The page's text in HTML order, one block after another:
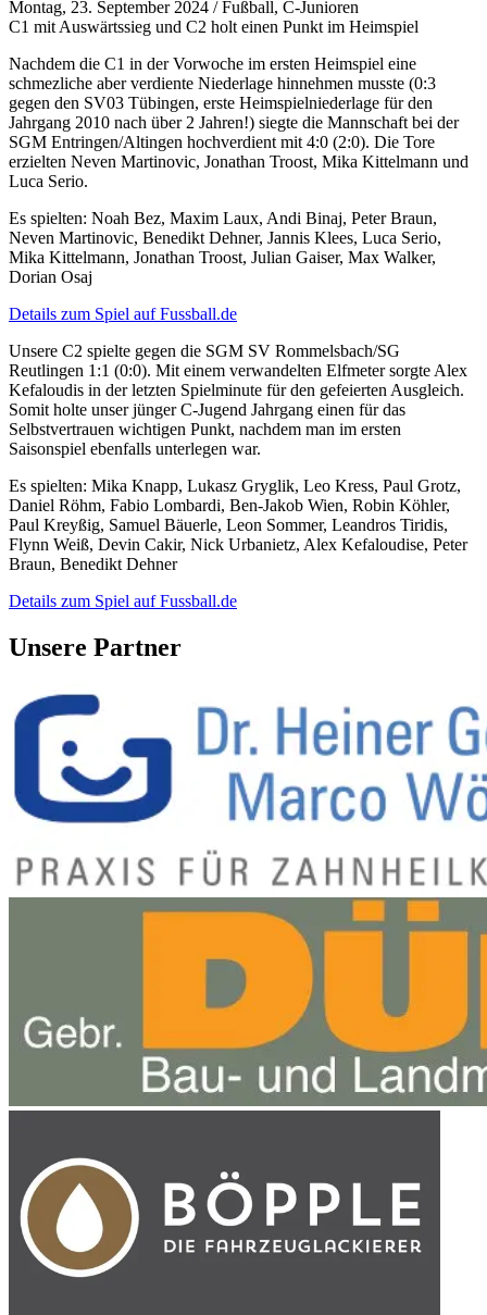
Montag, 23. September 2024 /Fußball, C-Junioren
C1 mit Auswärtssieg und C2 holt einen Punkt im Heimspiel
Nachdem die C1 in der Vorwoche im ersten Heimspiel eine
schmezliche aber verdiente Niederlage hinnehmen musste (0:3
gegen den SV03 Tübingen, erste Heimspielniederlage für den
Jahrgang 2010 nach über 2 Jahren!) siegte die Mannschaft bei der
SGM Entringen/Altingen hochverdient mit 4:0 (2:0). Die Tore
erzielten Neven Martinovic, Jonathan Troost, Mika Kittelmann und
Luca Serio.
Es spielten: Noah Bez, Maxim Laux, Andi Binaj, Peter Braun,
Neven Martinovic, Benedikt Dehner, Jannis Klees, Luca Serio,
Mika Kittelmann, Jonathan Troost, Julian Gaiser, Max Walker,
Dorian Osaj
Details zum Spiel auf Fussball.de
Unsere C2 spielte gegen die SGM SV Rommelsbach/SG
Reutlingen 1:1 (0:0). Mit einem verwandelten Elfmeter sorgte Alex
Kefaloudis in der letzten Spielminute für den gefeierten Ausgleich.
Somit holte unser jünger C-Jugend Jahrgang einen für das
Selbstvertrauen wichtigen Punkt, nachdem man im ersten
Saisonspiel ebenfalls unterlegen war.
Es spielten: Mika Knapp, Lukasz Gryglik, Leo Kress, Paul Grotz,
Daniel Röhm, Fabio Lombardi, Ben-Jakob Wien, Robin Köhler,
Paul Kreyßig, Samuel Bäuerle, Leon Sommer, Leandros Tiridis,
Flynn Weiß, Devin Cakir, Nick Urbanietz, Alex Kefaloudise, Peter
Braun, Benedikt Dehner
Details zum Spiel auf Fussball.de
Unsere Partner